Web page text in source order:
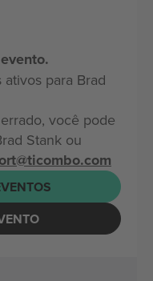
para Brad
você pode
Stank ou